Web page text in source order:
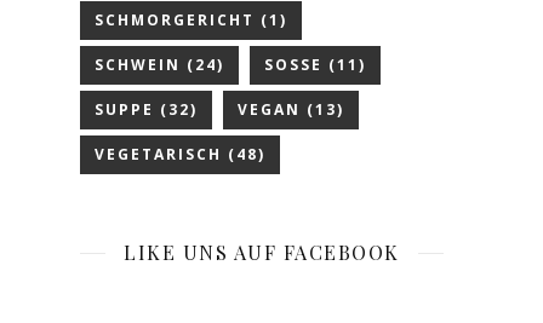
SCHMORGERICHT (1)
SCHWEIN (24) SOSSE (11)
SUPPE (32) VEGAN (13)
VEGETARISCH (48)
LIKE UNS AUF FACEBOOK